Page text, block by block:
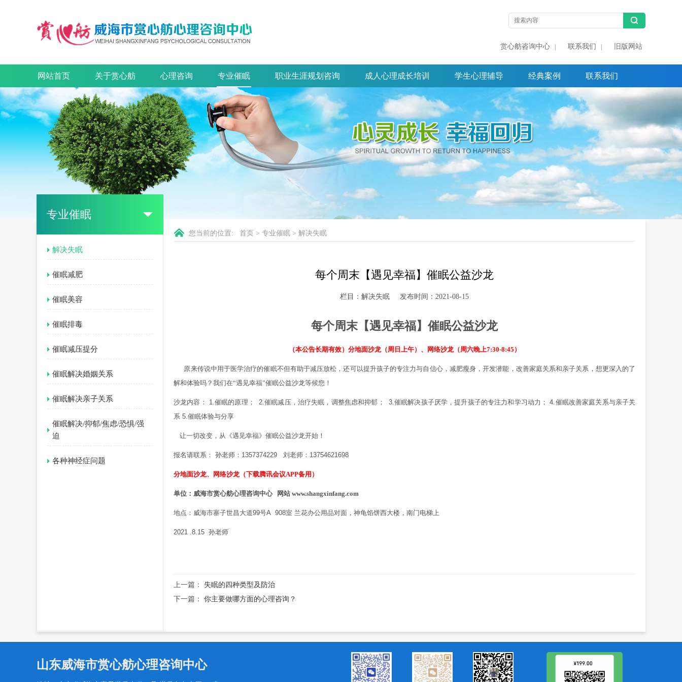
赏心舫咨询中心 联系我们 旧版网站
网站首页 关于赏心舫 心理咨询 专业催眠 职业生涯规划咨询 成人心理成长培训 学生心理辅导 经典案例 联系我们
专业催眠
解决失眠
催眠减肥
催眠美容
催眠排毒
催眠减压提分
催眠解决婚姻关系
催眠解决亲子关系
催眠解决/抑郁/焦虑/恐惧/强
迫
各种神经症问题
您当前的位置: 首页 > 专业催眠 > 解决失眠
每个周末【遇见幸福】催眠公益沙龙
栏目：解决失眠 发布时间：2021-08-15
每个周末【遇见幸福】催眠公益沙龙
（本公告长期有效）分地面沙龙（周日上午）、网络沙龙（周六晚上7:30-8:45）
原来传说中用于医学治疗的催眠不但有助于减压放松，还可以提升孩子的专注力与自信心，减肥瘦身，开发潜能，改善家庭关系和亲子关系，想更深入的了
解和体验吗？我们在“遇见幸福”催眠公益沙龙等候您！
沙龙内容： 1.催眠的原理； 2.催眠减压，治疗失眠，调整焦虑和抑郁； 3.催眠解决孩子厌学，提升孩子的专注力和学习动力； 4.催眠改善家庭关系与亲子关
系 5.催眠体验与分享
让一切改变，从《遇见幸福》催眠公益沙龙开始！
报名请联系： 孙老师： 1357374229 刘老师： 13754621698
分地面沙龙、网络沙龙（下载腾讯会议APP备用）
单位：威海市赏心舫心理咨询中心 网站 www.shangxinfang.com
地点：威海市寨子世昌大道99号A 908室 兰花办公用品对面，神龟馅饼西大楼，南门电梯上
2021 .8.15 孙老师
上一篇： 失眠的四种类型及防治
下一篇： 你主要做哪方面的心理咨询？
山东威海市赏心舫心理咨询中心